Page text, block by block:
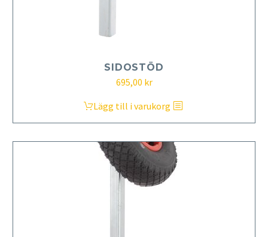
SIDOSTÖD
695,00 kr
Lägg till i varukorg